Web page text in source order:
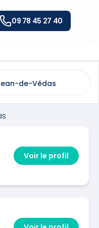
09 78 45 27 40
à Saint-Jean-de-
Voir le profil